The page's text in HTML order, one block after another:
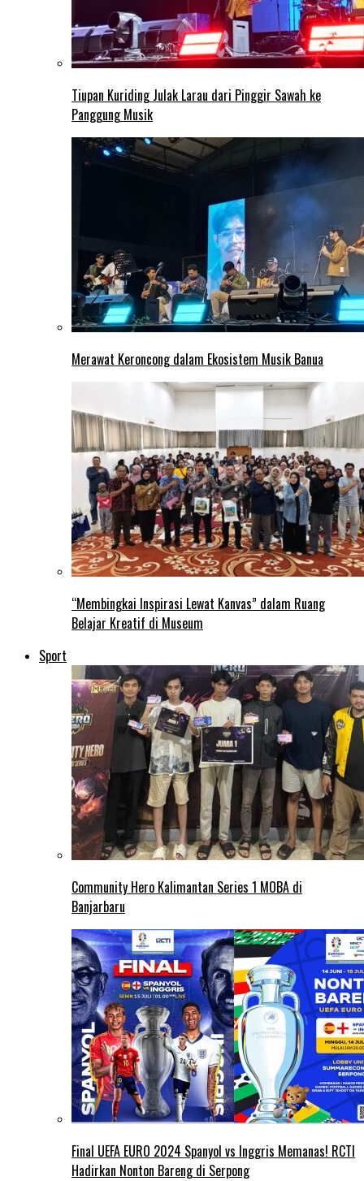
Tiupan Kuriding Julak Larau dari Pinggir Sawah ke
Panggung Musik
Merawat Keroncong dalam Ekosistem Musik Banua
“Membingkai Inspirasi Lewat Kanvas” dalam Ruang
Belajar Kreatif di Museum
Sport
Community Hero Kalimantan Series 1 MOBA di
Banjarbaru
Final UEFA EURO 2024 Spanyol vs Inggris Memanas! RCTI
Hadirkan Nonton Bareng di Serpong